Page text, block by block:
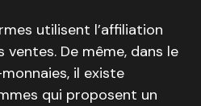
utilisent l’affiliation
De même, dans le
il existe
qui proposent un